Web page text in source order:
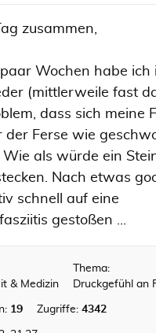
zusammen,
Wochen habe ich
(mittlerweile fast
dass sich meine
der Ferse wie
als würde ein
Nach etwas
schnell auf eine
gestoßen ...
& Medizin
Thema:
Druckgefühl an
19 Zugriffe: 4342